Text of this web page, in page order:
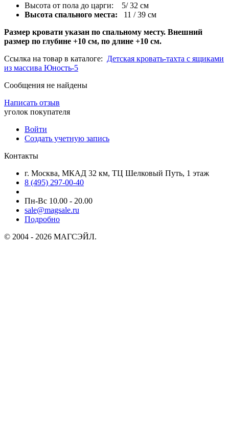
Высота от пола до царги: 5/ 32 см
Высота спального места: 11 / 39 см
Размер кровати указан по спальному месту. Внешний
размер по глубине +10 см, по длине +10 см.
Ссылка на товар в каталоге: Детская кровать-тахта с ящиками
из массива Юность-5
Сообщения не найдены
Написать отзыв
уголок покупателя
Войти
Создать учетную запись
Контакты
г. Москва, МКАД 32 км, ТЦ Шелковый Путь, 1 этаж
8 (495) 297-00-40
Пн-Вс 10.00 - 20.00
sale@magsale.ru
Подробно
© 2004 - 2026 МАГСЭЙЛ.